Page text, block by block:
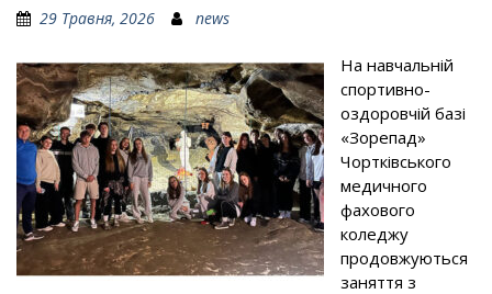
29 Травня, 2026 news
На навчальній
спортивно-
оздоровчій базі
«Зорепад»
Чортківського
медичного
фахового
коледжу
продовжуються
заняття з